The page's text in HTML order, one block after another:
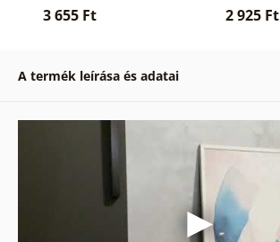
3 655 Ft 2 925 Ft
A termék leírása és adatai